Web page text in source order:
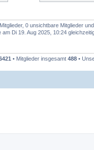
0 unsichtbare Mitglieder
am Di 19. Aug 2025, 10:24
• Mitglieder insgesamt 488 •